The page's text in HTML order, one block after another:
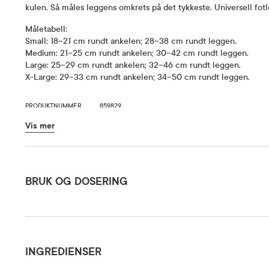
kulen. Så måles leggens omkrets på det tykkeste. Universell
Måletabell:
Small: 18–21 cm rundt ankelen; 28–38 cm rundt leggen.
Medium: 21–25 cm rundt ankelen; 30–42 cm rundt leggen.
Large: 25–29 cm rundt ankelen; 32–46 cm rundt leggen.
X-Large: 29–33 cm rundt ankelen; 34–50 cm rundt leggen.
PRODUKTNUMMER
859829
Vis mer
BRUK OG DOSERING
INGREDIENSER